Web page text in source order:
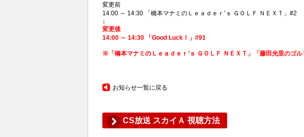
変更前
14:00 ～ 14:30 「橋本マナミのＬｅａｄｅｒ’ｓ ＧＯＬＦ ＮＥＸＴ」#2
↓
変更後
14:00 ～ 14:30 「Good Luck！」#91
※「橋本マナミのＬｅａｄｅｒ’ｓ ＧＯＬＦ ＮＥＸＴ」「藤田光里のゴ
お知らせ一覧に戻る
CS放送 スカイＡ 視聴方法